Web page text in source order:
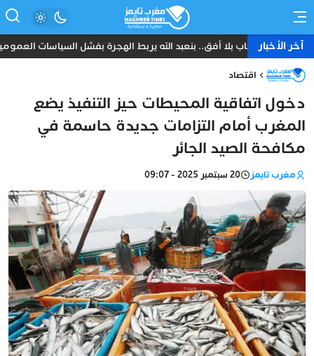
آخر الأخبارشباب بلا أفق.. بنعبد الله يربط الهجرة بفشل السياسات
اقتصاد
دخول اتفاقية المحيطات حيز التنفيذ يضع
المغرب أمام التزامات جديدة حاسمة في
مكافحة الصيد الجائر
مغرب تايمز 20 سبتمبر 2025 - 09:07